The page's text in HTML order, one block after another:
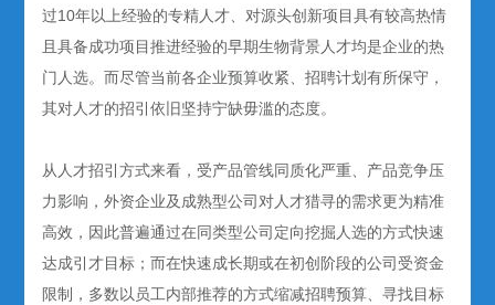
过10年以上经验的专精人才、对源头创新项目具有较高热情
且具备成功项目推进经验的早期生物背景人才均是企业的热
门人选。而尽管当前各企业预算收紧、招聘计划有所保守，
其对人才的招引依旧坚持宁缺毋滥的态度。
从人才招引方式来看，受产品管线同质化严重、产品竞争压
力影响，外资企业及成熟型公司对人才猎寻的需求更为精准
高效，因此普遍通过在同类型公司定向挖掘人选的方式快速
达成引才目标；而在快速成长期或在初创阶段的公司受资金
限制，多数以员工内部推荐的方式缩减招聘预算、寻找目标